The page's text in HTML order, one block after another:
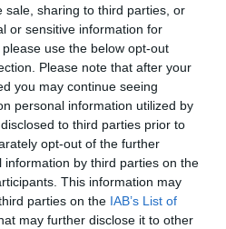
sale, sharing to third parties, or
or sensitive information for
use the below opt-out
Please note that after your
you may continue seeing
personal information utilized by
to third parties prior to
opt-out of the further
by third parties on the
This information may
parties on the IAB’s List of
may further disclose it to other
ο δήμαρχος
με πνευμονία